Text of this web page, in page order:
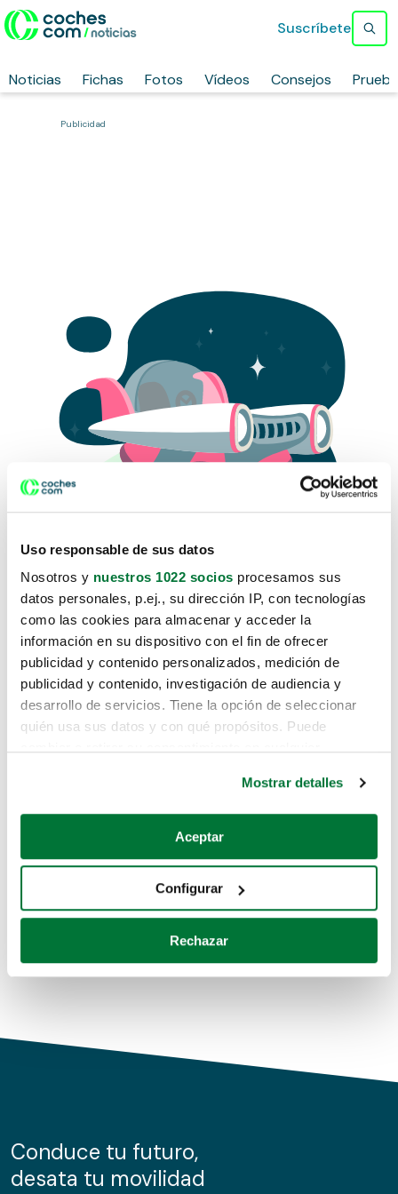
Uso responsable de sus datos
Nosotros y nuestros 1022 socios procesamos sus
datos personales, p.ej., su dirección IP, con tecnologías
como las cookies para almacenar y acceder la
información en su dispositivo con el fin de ofrecer
publicidad y contenido personalizados, medición de
publicidad y contenido, investigación de audiencia y
desarrollo de servicios. Tiene la opción de seleccionar
quién usa sus datos y con qué propósitos. Puede
Si lo permite, también quisiéramos:
Recopilar información sobre su ubicación geográfica
Identificar su dispositivo analizándolo activamente
para buscar características específicas (huellas
Obtenga más información sobre cómo se procesan sus
de cookies.
información sobre el uso que haga del sitio web con
nuestros partners de redes sociales, publicidad y análisis
Mostrar detalles
Aceptar
Configurar
Rechazar
Noticias Fichas Fotos Vídeos Consejos
Suscríbete
Publicidad
Lo sentimos, no sabemos como
te hemos traido hasta aquí.
Pero puedes encontrar el coche que estás
buscando en alguno de estos enlaces:
Coches de segunda mano
Coches de km0
Conduce tu futuro,
desata tu movilidad